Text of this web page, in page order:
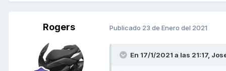
Rogers Publicado 23 de Enero del 2021
En 17/1/2021 a las 21:17,